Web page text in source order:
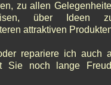
zu allen
über Ideen
attraktiven
repariere ich auch
Sie noch lange